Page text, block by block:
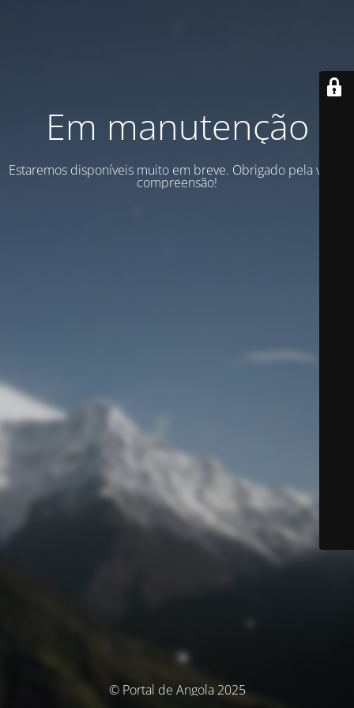
Em manutenção
Estaremos disponíveis muito em breve. Obrigado pela vossa
compreensão!
© Portal de Angola 2025